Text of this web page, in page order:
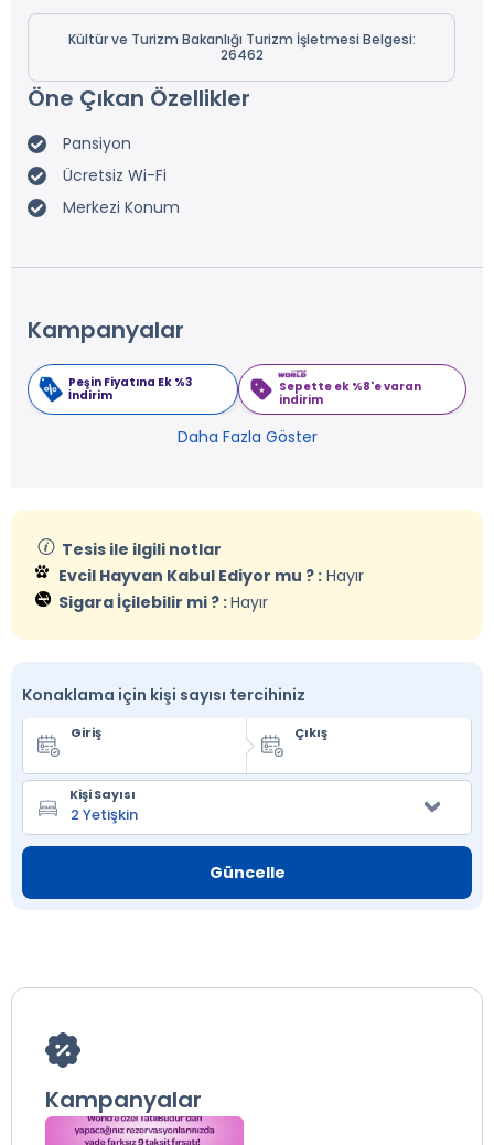
Kültür ve Turizm Bakanlığı Turizm İşletmesi Belgesi:
26462
Öne Çıkan Özellikler
Pansiyon
Ücretsiz Wi-Fi
Merkezi Konum
Kampanyalar
Peşin Fiyatına Ek %3
İndirim
Sepette ek %8'e varan
indirim
Daha Fazla Göster
Tesis ile ilgili notlar
Evcil Hayvan Kabul Ediyor mu ? : Hayır
Sigara İçilebilir mi ? :Hayır
Konaklama için kişi sayısı tercihiniz
Giriş Çıkış
Kişi Sayısı
Güncelle
Kampanyalar